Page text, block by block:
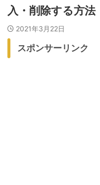
入・削除する方法
2021年3月22日
スポンサーリンク